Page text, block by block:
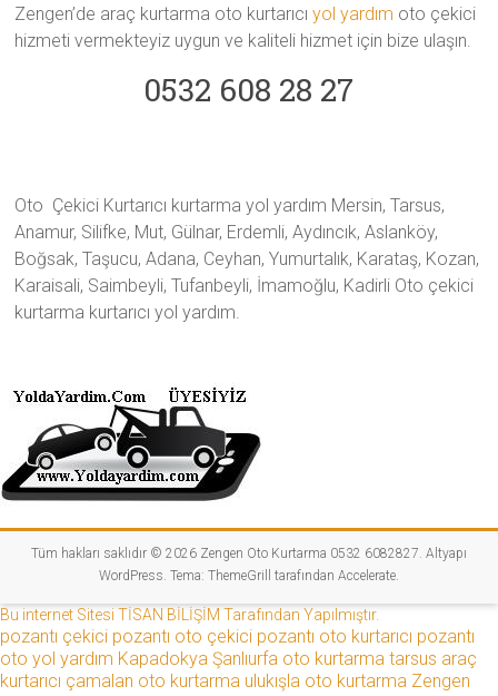
Zengen’de araç kurtarma oto kurtarıcıyol yardım oto çekici
hizmeti vermekteyiz uygun ve kaliteli hizmet için bize ulaşın.
0532 608 28 27
Oto Çekici Kurtarıcı kurtarma yol yardım Mersin, Tarsus,
Anamur, Silifke, Mut, Gülnar, Erdemli, Aydıncık, Aslanköy,
Boğsak, Taşucu, Adana, Ceyhan, Yumurtalık, Karataş, Kozan,
Karaisali, Saimbeyli, Tufanbeyli, İmamoğlu, Kadirli Oto çekici
kurtarma kurtarıcı yol yardım.
Tüm hakları saklıdır © 2026 Zengen Oto Kurtarma 0532 6082827. Altyapı
WordPress. Tema: ThemeGrill tarafından Accelerate.
Bu internet Sitesi TİSAN BİLİŞİM Tarafından Yapılmıştır.
pozantı çekici pozantı oto çekici pozantı oto kurtarıcı pozantı
oto yol yardım Kapadokya Şanlıurfa oto kurtarma tarsus araç
kurtarıcı çamalan oto kurtarma ulukışla oto kurtarma Zengen